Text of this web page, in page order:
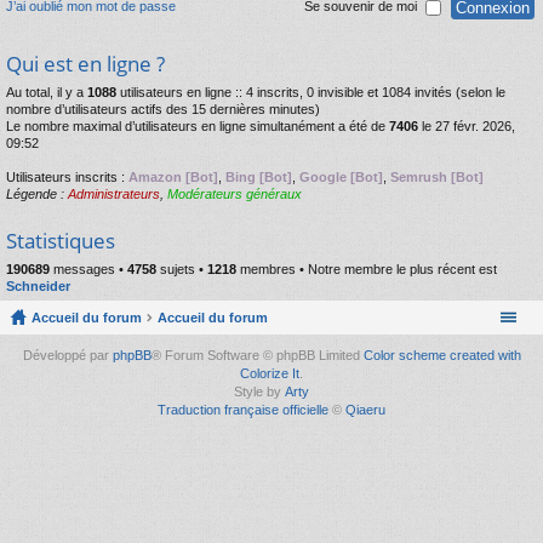
J’ai oublié mon mot de passe Se souvenir de moi
Qui est en ligne ?
Au total, il y a 1088 utilisateurs en ligne :: 4 inscrits, 0 invisible et 1084 invités (selon le
nombre d’utilisateurs actifs des 15 dernières minutes)
Le nombre maximal d’utilisateurs en ligne simultanément a été de 7406 le 27 févr. 2026,
09:52
Utilisateurs inscrits : Amazon [Bot] Bing [Bot] Google [Bot] Semrush [Bot]
Légende : Administrateurs Modérateurs généraux
Statistiques
190689 messages • 4758 sujets • 1218 membres • Notre membre le plus récent est
Schneider
Accueil du forum Accueil du forum
Développé par phpBB® Forum Software © phpBB Limited Color scheme created with
Colorize It.
Style by Arty
Traduction française officielle © Qiaeru